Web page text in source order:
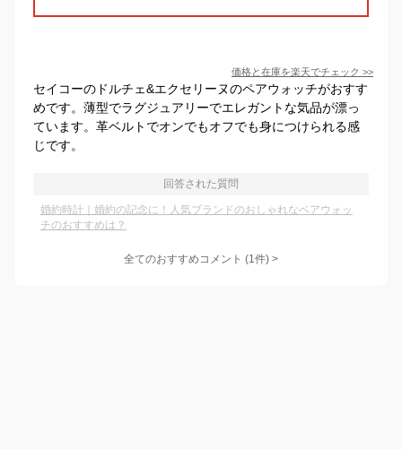
価格と在庫を楽天でチェック >>
セイコーのドルチェ&エクセリーヌのペアウォッチがおすす
めです。薄型でラグジュアリーでエレガントな気品が漂っ
ています。革ベルトでオンでもオフでも身につけられる感
じです。
回答された質問
婚約時計｜婚約の記念に！人気ブランドのおしゃれなペアウォッ
チのおすすめは？
全てのおすすめコメント (1件) >